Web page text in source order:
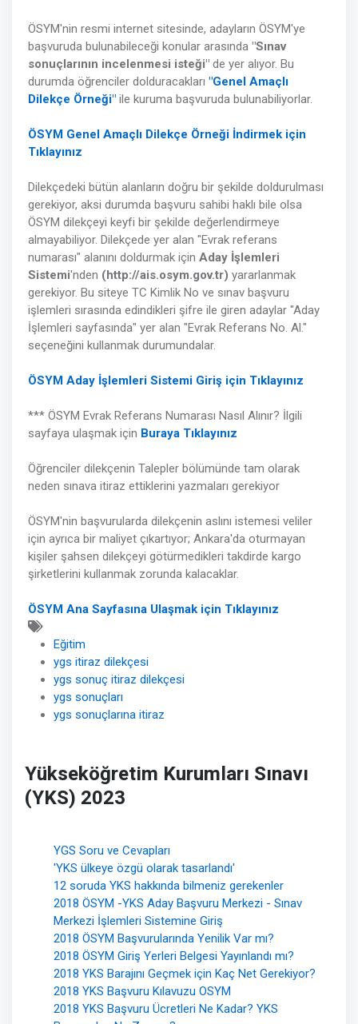
ÖSYM'nin resmi internet sitesinde, adayların ÖSYM'ye
başvuruda bulunabileceği konular arasında "Sınav
sonuçlarının incelenmesi isteği" de yer alıyor. Bu
durumda öğrenciler dolduracakları "Genel Amaçlı
Dilekçe Örneği" ile kuruma başvuruda bulunabiliyorlar.
ÖSYM Genel Amaçlı Dilekçe Örneği İndirmek için
Tıklayınız
Dilekçedeki bütün alanların doğru bir şekilde doldurulması
gerekiyor, aksi durumda başvuru sahibi haklı bile olsa
ÖSYM dilekçeyi keyfi bir şekilde değerlendirmeye
almayabiliyor. Dilekçede yer alan "Evrak referans
numarası" alanını doldurmak için Aday İşlemleri
Sistemi'nden (http://ais.osym.gov.tr) yararlanmak
gerekiyor. Bu siteye TC Kimlik No ve sınav başvuru
işlemleri sırasında edindikleri şifre ile giren adaylar "Aday
İşlemleri sayfasında" yer alan "Evrak Referans No. Al."
seçeneğini kullanmak durumundalar.
ÖSYM Aday İşlemleri Sistemi Giriş için Tıklayınız
*** ÖSYM Evrak Referans Numarası Nasıl Alınır? İlgili
sayfaya ulaşmak için Buraya Tıklayınız
Öğrenciler dilekçenin Talepler bölümünde tam olarak
neden sınava itiraz ettiklerini yazmaları gerekiyor
ÖSYM'nin başvurularda dilekçenin aslını istemesi veliler
için ayrıca bir maliyet çıkartıyor; Ankara'da oturmayan
kişiler şahsen dilekçeyi götürmedikleri takdirde kargo
şirketlerini kullanmak zorunda kalacaklar.
ÖSYM Ana Sayfasına Ulaşmak için Tıklayınız
Eğitim
ygs itiraz dilekçesi
ygs sonuç itiraz dilekçesi
ygs sonuçları
ygs sonuçlarına itiraz
Yükseköğretim Kurumları Sınavı
(YKS) 2023
YGS Soru ve Cevapları
'YKS ülkeye özgü olarak tasarlandı'
12 soruda YKS hakkında bilmeniz gerekenler
2018 ÖSYM -YKS Aday Başvuru Merkezi - Sınav
Merkezi İşlemleri Sistemine Giriş
2018 ÖSYM Başvurularında Yenilik Var mı?
2018 ÖSYM Giriş Yerleri Belgesi Yayınlandı mı?
2018 YKS Barajını Geçmek için Kaç Net Gerekiyor?
2018 YKS Başvuru Kılavuzu OSYM
2018 YKS Başvuru Ücretleri Ne Kadar? YKS